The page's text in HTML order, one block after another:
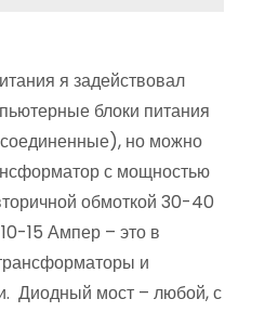
я задействовал
блоки питания
но можно
с мощностью
обмоткой 30-40
15 Ампер – это в
и
Диодный мост – любой, с